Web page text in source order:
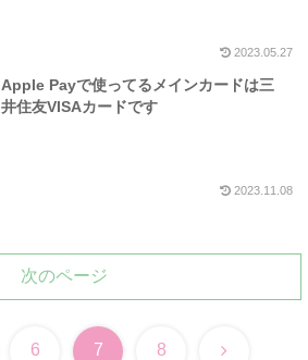
2023.05.27
Apple Payで使ってるメインカードは三
井住友VISAカードです
2023.11.08
次のページ
6 7 8 次